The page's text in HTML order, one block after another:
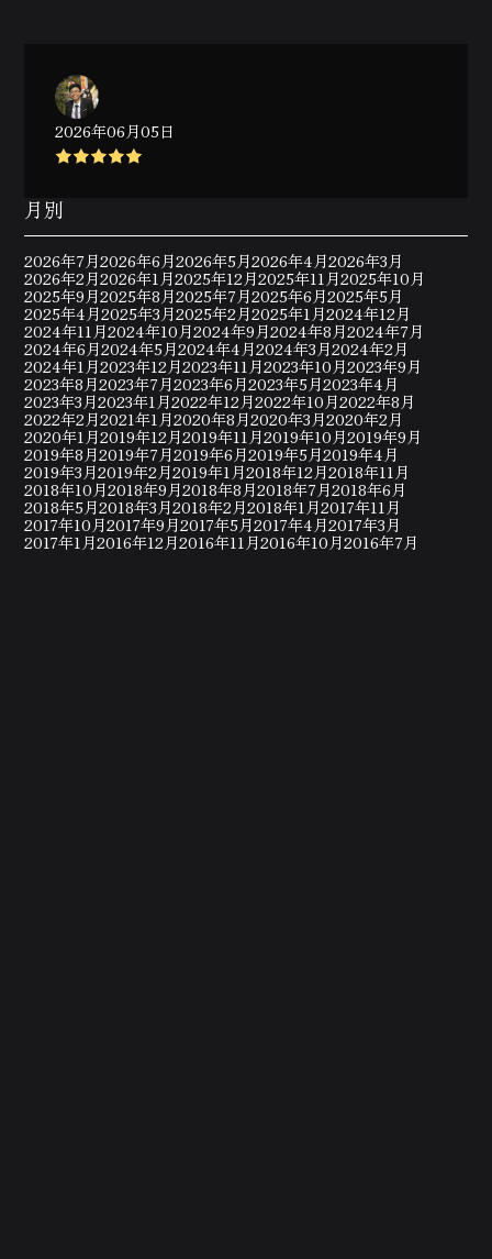
2026年06月05日
月別
2026年7月2026年6月2026年5月2026年4月2026年3月
2026年2月2026年1月2025年12月2025年11月2025年10月
2025年9月2025年8月2025年7月2025年6月2025年5月
2025年4月2025年3月2025年2月2025年1月2024年12月
2024年11月2024年10月2024年9月2024年8月2024年7月
2024年6月2024年5月2024年4月2024年3月2024年2月
2024年1月2023年12月2023年11月2023年10月2023年9月
2023年8月2023年7月2023年6月2023年5月2023年4月
2023年3月2023年1月2022年12月2022年10月2022年8月
2022年2月2021年1月2020年8月2020年3月2020年2月
2020年1月2019年12月2019年11月2019年10月2019年9月
2019年8月2019年7月2019年6月2019年5月2019年4月
2019年3月2019年2月2019年1月2018年12月2018年11月
2018年10月2018年9月2018年8月2018年7月2018年6月
2018年5月2018年3月2018年2月2018年1月2017年11月
2017年10月2017年9月2017年5月2017年4月2017年3月
2017年1月2016年12月2016年11月2016年10月2016年7月